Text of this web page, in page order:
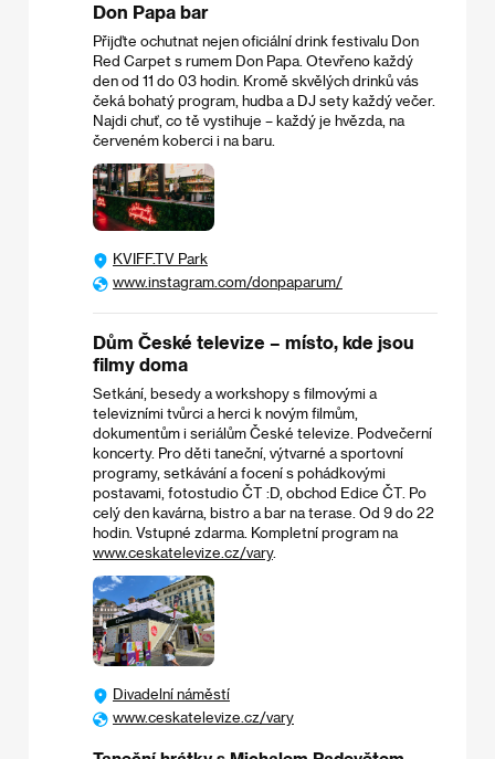
Don Papa bar
Přijďte ochutnat nejen oficiální drink festivalu Don
Red Carpet s rumem Don Papa. Otevřeno každý
den od 11 do 03 hodin. Kromě skvělých drinků vás
čeká bohatý program, hudba a DJ sety každý večer.
Najdi chuť, co tě vystihuje – každý je hvězda, na
červeném koberci i na baru.
KVIFF.TV Park
www.instagram.com/donpaparum/
Dům České televize – místo, kde jsou
filmy doma
Setkání, besedy a workshopy s filmovými a
televizními tvůrci a herci k novým filmům,
dokumentům i seriálům České televize. Podvečerní
koncerty. Pro děti taneční, výtvarné a sportovní
programy, setkávání a focení s pohádkovými
postavami, fotostudio ČT :D, obchod Edice ČT. Po
celý den kavárna, bistro a bar na terase. Od 9 do 22
hodin. Vstupné zdarma. Kompletní program na
www.ceskatelevize.cz/vary.
Divadelní náměstí
www.ceskatelevize.cz/vary